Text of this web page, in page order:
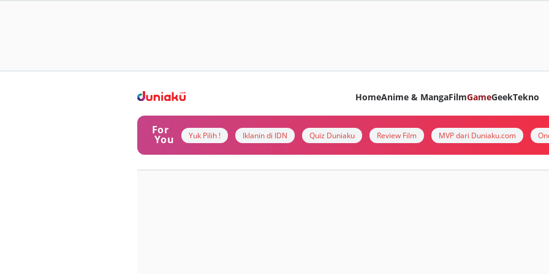
HomeAnime & MangaFilmGameGeekTekno
For
You Yuk Pilih ! Iklanin di IDN Quiz Duniaku Review Film MVP dari Duniaku.com